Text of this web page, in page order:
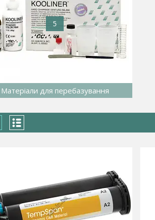
5
Матеріали для перебазування